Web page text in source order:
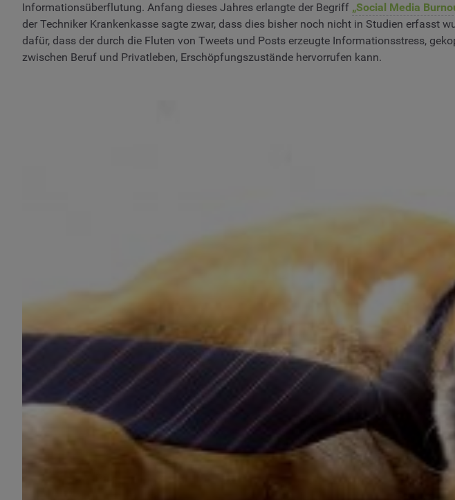
Informationsüberflutung. Anfang dieses Jahres erlangte der Begriff „Social Media
der Techniker Krankenkasse sagte zwar, dass dies bisher noch nicht in Studien erfasst
dafür, dass der durch die Fluten von Tweets und Posts erzeugte Informationsstress,
zwischen Beruf und Privatleben, Erschöpfungszustände hervorrufen kann.